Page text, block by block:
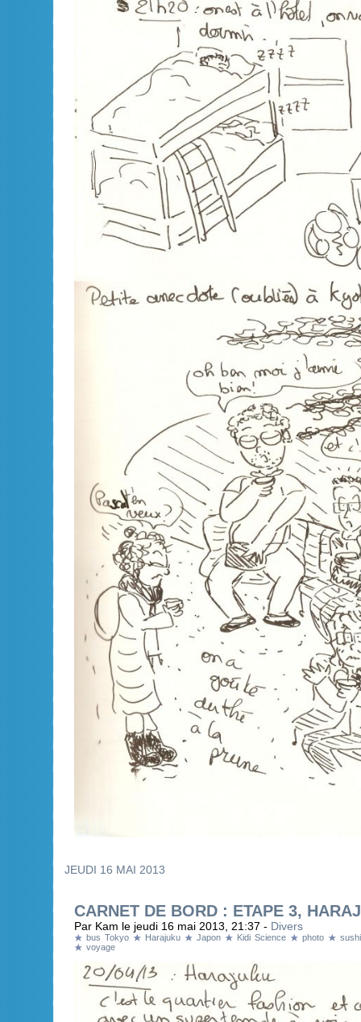
JEUDI 16 MAI 2013
CARNET DE BORD : ETAPE 3,
Par Kam le jeudi 16 mai 2013, 21:37 - Divers
bus Tokyo Harajuku Japon Kidi Science photo
sushi
voyage